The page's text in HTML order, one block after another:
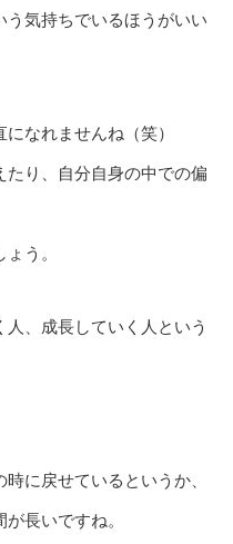
う気持ちでいるほうがいい
なれませんね（笑）
たり、自分自身の中での偏
う。
、成長していく人という
に戻せているというか、
長いですね。